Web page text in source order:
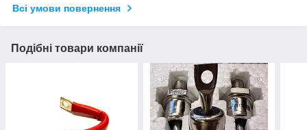
Всі умови повернення
Подібні товари компанії